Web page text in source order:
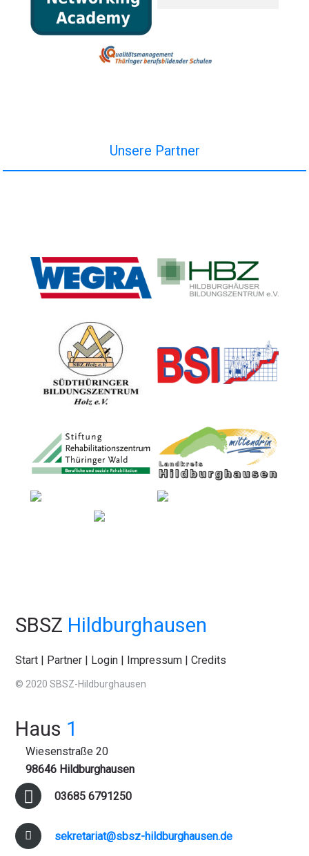
Unsere Partner
SBSZ Hildburghausen
Start Partner Login Impressum |Credits
© 2020 SBSZ-Hildburghausen
Haus 1
Wiesenstraße 20
98646 Hildburghausen
03685 6791250
sekretariat@sbsz-hildburghausen.de